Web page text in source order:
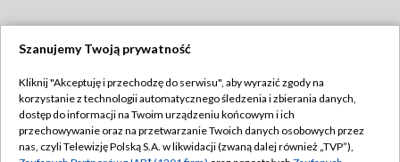
TVP
Abonament TVP
Regulamin TVP
Szanujemy Twoją prywatność
Kliknij "Akceptuję i przechodzę do serwisu", aby wyrazić zgody na
korzystanie z technologii automatycznego śledzenia i zbierania danych,
dostęp do informacji na Twoim urządzeniu końcowym i ich
przechowywanie oraz na przetwarzanie Twoich danych osobowych przez
nas, czyli Telewizję Polską S.A. w likwidacji (zwaną dalej również „TVP”),